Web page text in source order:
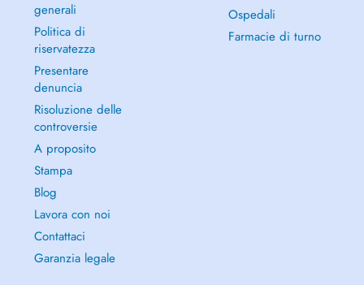
generali
Politica di
riservatezza
Presentare
denuncia
Risoluzione delle
controversie
A proposito
Stampa
Blog
Lavora con noi
Contattaci
Garanzia legale
Ospedali
Farmacie di turno